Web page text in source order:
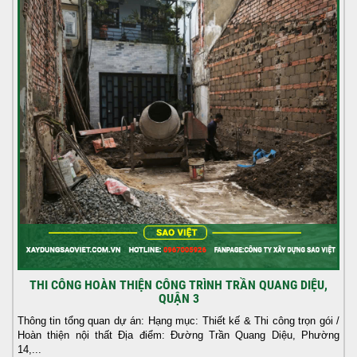
THI CÔNG HOÀN THIỆN CÔNG TRÌNH TRẦN QUANG DIỆU,
QUẬN 3
Thông tin tổng quan dự án: Hạng mục: Thiết kế & Thi công trọn gói /
Hoàn thiện nội thất Địa điểm: Đường Trần Quang Diệu, Phường
14,...